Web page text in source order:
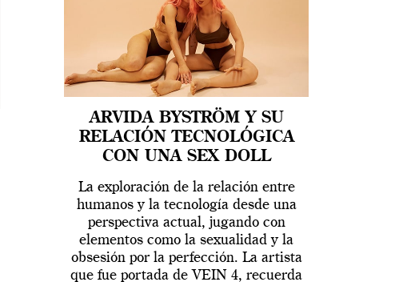
ARVIDA BYSTRÖM Y SU
RELACIÓN TECNOLÓGICA
CON UNA SEX DOLL
La exploración de la relación entre
humanos y la tecnología desde una
perspectiva actual, jugando con
elementos como la sexualidad y la
obsesión por la perfección. La artista
que fue portada de VEIN 4, recuerda